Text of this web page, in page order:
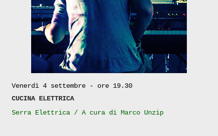
Venerdì 4 settembre - ore 19.30
CUCINA ELETTRICA
Serra Elettrica / A cura di Marco Unzip